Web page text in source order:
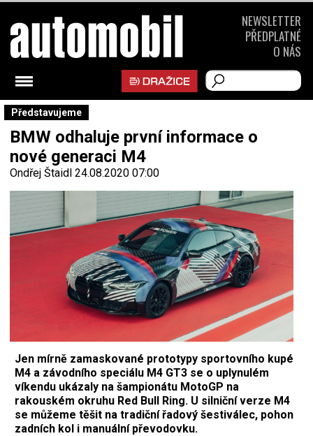
Představujeme
BMW odhaluje první informace o
nové generaci M4
Ondřej Štaidl 24.08.2020 07:00
Jen mírně zamaskované prototypy sportovního kupé
M4 a závodního speciálu M4 GT3 se o uplynulém
víkendu ukázaly na šampionátu MotoGP na
rakouském okruhu Red Bull Ring. U silniční verze M4
se můžeme těšit na tradiční řadový šestiválec, pohon
zadních kol i manuální převodovku.
NEWSLETTER
PŘEDPLATNÉ
O NÁS